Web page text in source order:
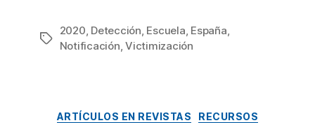
Etiquetas
2020, Detección, Escuela, España,
Notificación,Victimización
Categorías
ARTÍCULOS EN REVISTAS RECURSOS